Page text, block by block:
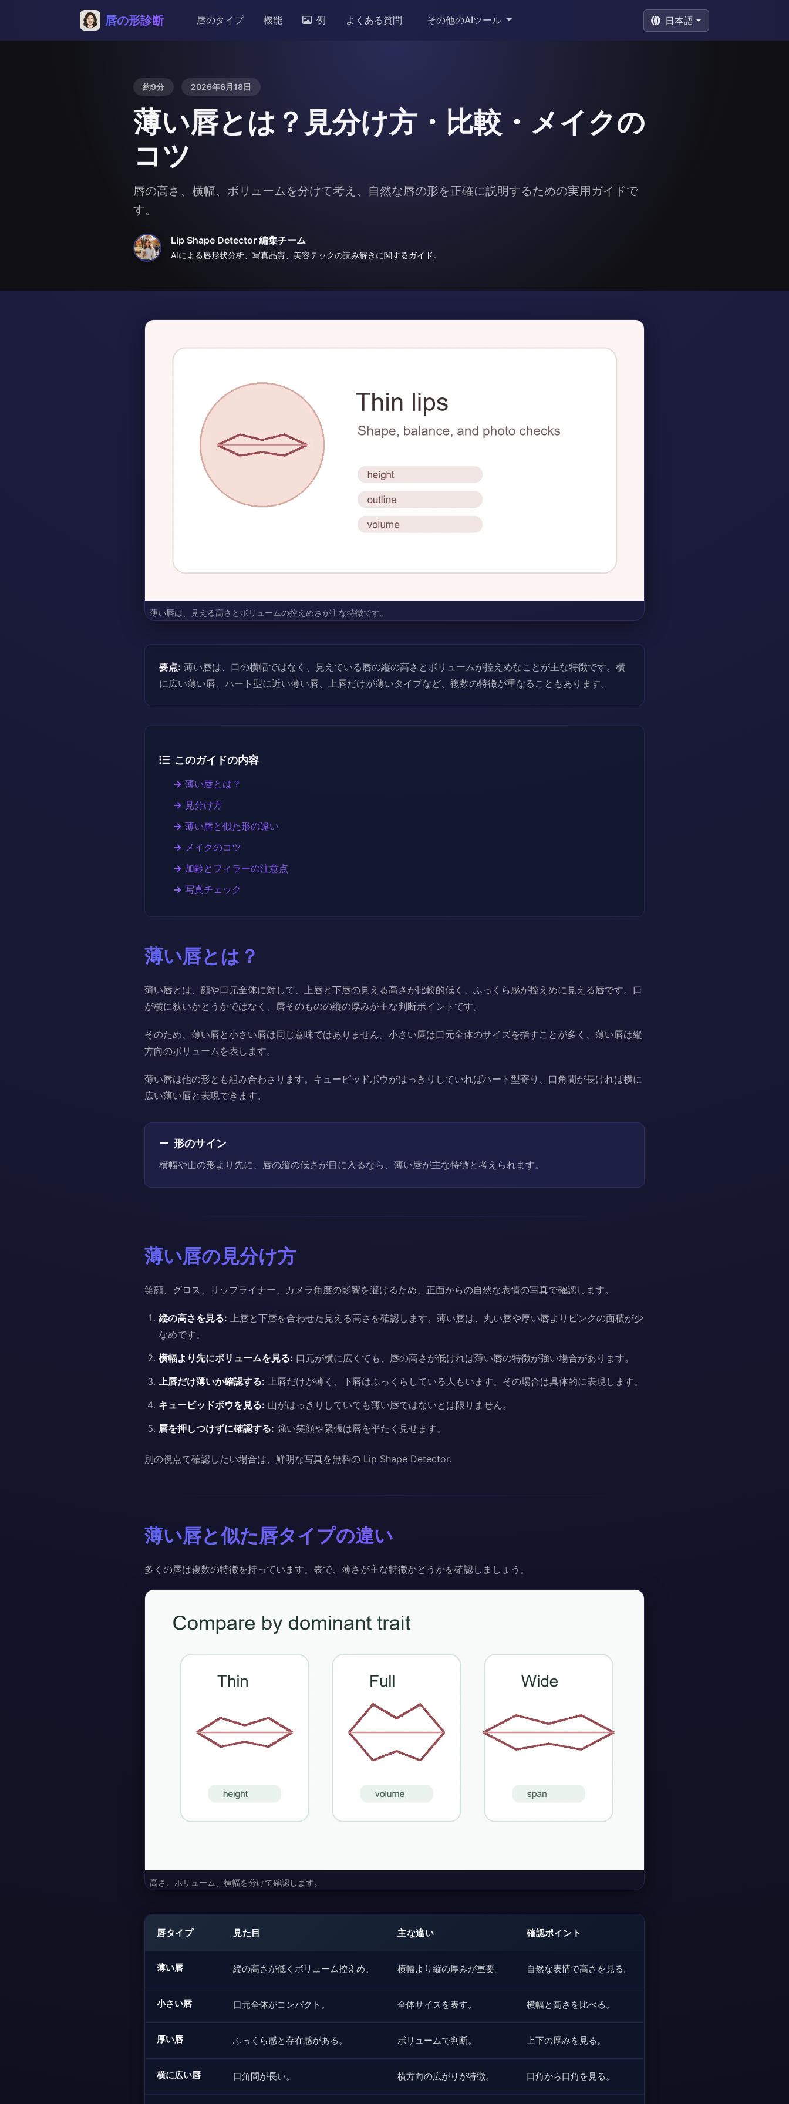
唇の形診断 唇のタイプ 機能 例 よくある質問 その他のAIツール 日本語
約9分 2026年6月18日
薄い唇とは？見分け方・比較・メイクの
コツ
唇の高さ、横幅、ボリュームを分けて考え、自然な唇の形を正確に説明するための実用ガイドで
す。
Lip Shape Detector 編集チーム
AIによる唇形状分析、写真品質、美容テックの読み解きに関するガイド。
薄い唇は、見える高さとボリュームの控えめさが主な特徴です。
要点: 薄い唇は、口の横幅ではなく、見えている唇の縦の高さとボリュームが控えめなことが主な特徴です。横
に広い薄い唇、ハート型に近い薄い唇、上唇だけが薄いタイプなど、複数の特徴が重なることもあります。
このガイドの内容
薄い唇とは？
見分け方
薄い唇と似た形の違い
メイクのコツ
加齢とフィラーの注意点
写真チェック
薄い唇とは？
薄い唇とは、顔や口元全体に対して、上唇と下唇の見える高さが比較的低く、ふっくら感が控えめに見える唇です。口
が横に狭いかどうかではなく、唇そのものの縦の厚みが主な判断ポイントです。
そのため、薄い唇と小さい唇は同じ意味ではありません。小さい唇は口元全体のサイズを指すことが多く、薄い唇は縦
方向のボリュームを表します。
薄い唇は他の形とも組み合わさります。キューピッドボウがはっきりしていればハート型寄り、口角間が長ければ横に
広い薄い唇と表現できます。
形のサイン
横幅や山の形より先に、唇の縦の低さが目に入るなら、薄い唇が主な特徴と考えられます。
薄い唇の見分け方
笑顔、グロス、リップライナー、カメラ角度の影響を避けるため、正面からの自然な表情の写真で確認します。
縦の高さを見る: 上唇と下唇を合わせた見える高さを確認します。薄い唇は、丸い唇や厚い唇よりピンクの面積が少
なめです。
横幅より先にボリュームを見る: 口元が横に広くても、唇の高さが低ければ薄い唇の特徴が強い場合があります。
上唇だけ薄いか確認する: 上唇だけが薄く、下唇はふっくらしている人もいます。その場合は具体的に表現します。
キューピッドボウを見る: 山がはっきりしていても薄い唇ではないとは限りません。
唇を押しつけずに確認する: 強い笑顔や緊張は唇を平たく見せます。
別の視点で確認したい場合は、鮮明な写真を無料の Lip Shape Detector.
薄い唇と似た唇タイプの違い
多くの唇は複数の特徴を持っています。表で、薄さが主な特徴かどうかを確認しましょう。
高さ、ボリューム、横幅を分けて確認します。
唇タイプ 見た目 主な違い 確認ポイント
薄い唇 縦の高さが低くボリューム控えめ。 横幅より縦の厚みが重要。 自然な表情で高さを見る。
小さい唇 口元全体がコンパクト。 全体サイズを表す。 横幅と高さを比べる。
厚い唇 ふっくら感と存在感がある。 ボリュームで判断。 上下の厚みを見る。
横に広い唇 口角間が長い。 横方向の広がりが特徴。 口角から口角を見る。